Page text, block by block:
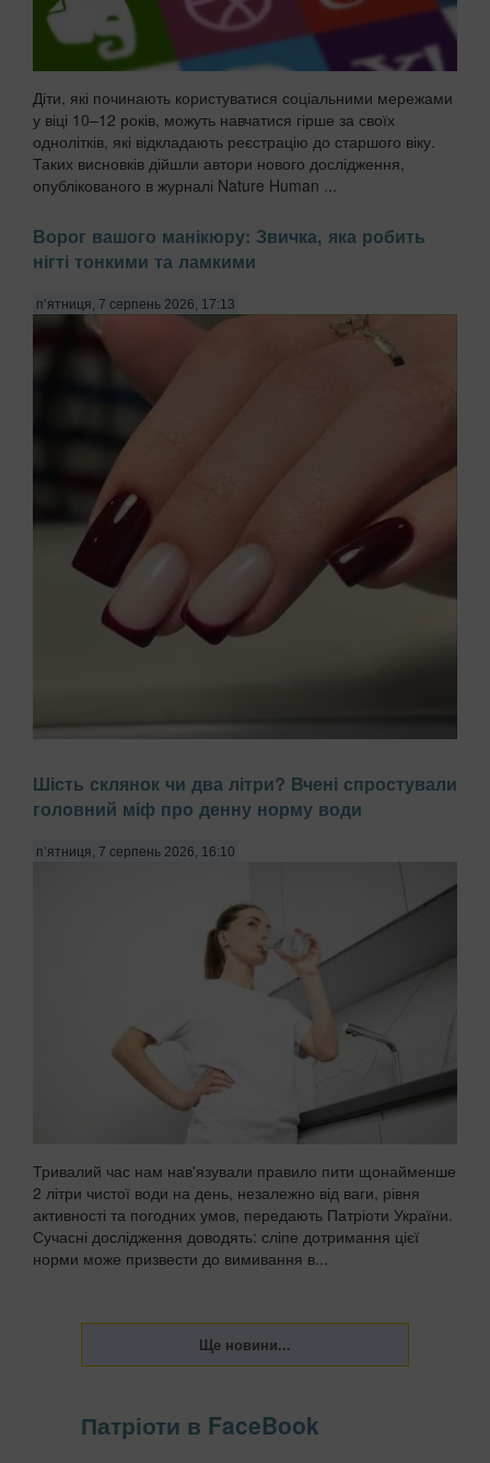
Діти, які починають користуватися соціальними мережами
у віці 10–12 років, можуть навчатися гірше за своїх
однолітків, які відкладають реєстрацію до старшого віку.
Таких висновків дійшли автори нового дослідження,
опублікованого в журналі Nature Human ...
Ворог вашого манікюру: Звичка, яка робить
нігті тонкими та ламкими
п’ятниця, 7 серпень 2026, 17:13
звинувачуючи в цьому брак вітамінів або погану якість
гель-лаку. Проте причиною часто є побутова хімія,
з використанням агресивних мийних за...
Шість склянок чи два літри? Вчені спростували
головний міф про денну норму води
п’ятниця, 7 серпень 2026, 16:10
Тривалий час нам нав'язували правило пити щонайменше
2 літри чистої води на день, незалежно від ваги, рівня
активності та погодних умов, передають Патріоти України.
Сучасні дослідження доводять: сліпе дотримання цієї
норми може призвести до вимивання в...
Патріоти в FaceBook